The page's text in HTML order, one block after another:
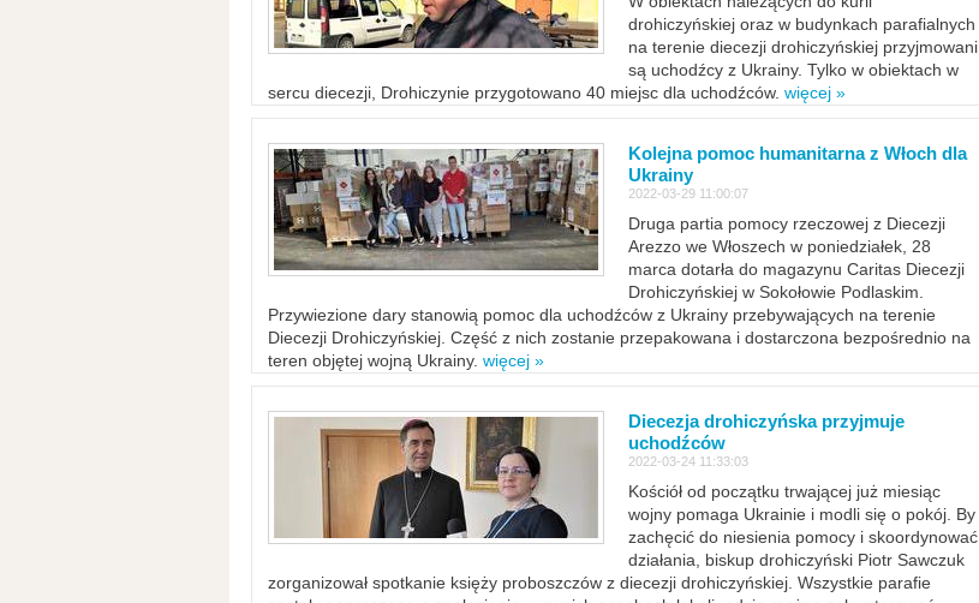
drohiczyńskiej oraz w budynkach parafialnych
na terenie diecezji drohiczyńskiej przyjmowani
są uchodźcy z Ukrainy. Tylko w obiektach w
sercu diecezji, Drohiczynie przygotowano 40 miejsc dla uchodźców. więcej »
Kolejna pomoc humanitarna z Włoch dla
Ukrainy
2022-03-29 11:00:07
Druga partia pomocy rzeczowej z Diecezji
Arezzo we Włoszech w poniedziałek, 28
marca dotarła do magazynu Caritas Diecezji
Drohiczyńskiej w Sokołowie Podlaskim.
Przywiezione dary stanowią pomoc dla uchodźców z Ukrainy przebywających na terenie
Diecezji Drohiczyńskiej. Część z nich zostanie przepakowana i dostarczona bezpośrednio na
teren objętej wojną Ukrainy. więcej »
Diecezja drohiczyńska przyjmuje
uchodźców
2022-03-24 11:33:03
Kościół od początku trwającej już miesiąc
wojny pomaga Ukrainie i modli się o pokój. By
zachęcić do niesienia pomocy i skoordynować
działania, biskup drohiczyński Piotr Sawczuk
zorganizował spotkanie księży proboszczów z diecezji drohiczyńskiej. Wszystkie parafie